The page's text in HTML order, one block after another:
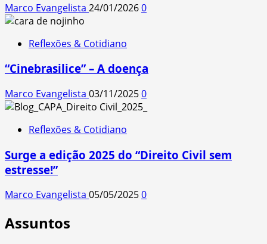
Marco Evangelista 24/01/20260
Reflexões & Cotidiano
“Cinebrasilice” – A doença
Marco Evangelista 03/11/20250
Reflexões & Cotidiano
Surge a edição 2025 do “Direito Civil sem
estresse!”
Marco Evangelista 05/05/20250
Assuntos